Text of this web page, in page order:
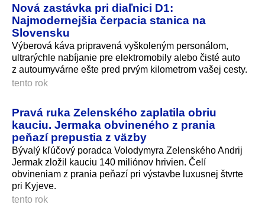
Nová zastávka pri diaľnici D1:
Najmodernejšia čerpacia stanica na
Slovensku
Výberová káva pripravená vyškoleným personálom,
ultrarýchle nabíjanie pre elektromobily alebo čisté auto
z autoumyvárne ešte pred prvým kilometrom vašej cesty.
tento rok
Pravá ruka Zelenského zaplatila obriu
kauciu. Jermaka obvineného z prania
peňazí prepustia z väzby
Bývalý kľúčový poradca Volodymyra Zelenského Andrij
Jermak zložil kauciu 140 miliónov hrivien. Čelí
obvineniam z prania peňazí pri výstavbe luxusnej štvrte
pri Kyjeve.
tento rok